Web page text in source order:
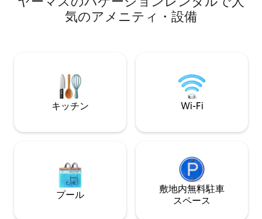
たりすることもできます。 週末の休暇に
す。 湖は清潔で、泳ぐのに最適です！ほ
とんどすべてのも
囲気作りに使えま
ません。 以下のすべてをお読みくださ
い。
気のアメニティ・設備
キッチン Wi-Fi
プール
敷地内無料駐⁠車
ス⁠ペ⁠ー⁠ス